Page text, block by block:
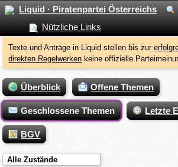
Liquid · Piratenpartei Österreichs
Nützliche Links
Texte und Anträge in Liquid stellen bis zur
direkten Regelwerken keine offizielle
Überblick Offene Themen
Geschlossene Themen Letzte
BGV
Alle Zustände